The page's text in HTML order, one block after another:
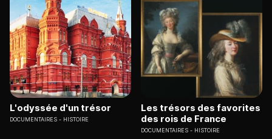
L'odyssée d'un trésor
DOCUMENTAIRES HISTOIRE
Les trésors des favorites
des rois de France
DOCUMENTAIRES HISTOIRE